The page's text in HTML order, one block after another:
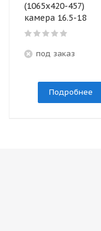
(1065х420-457)
камера 16.5-18
под заказ
Подробнее